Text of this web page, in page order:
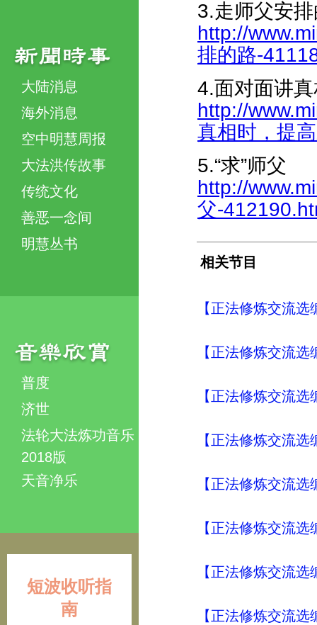
大陆消息
海外消息
空中明慧周报
大法洪传故事
传统文化
善恶一念间
明慧丛书
普度
济世
法轮大法炼功音乐
2018版
天音净乐
短波收听指
南
3.走师父安
http://
排的路-
4.面对面讲
http://
真相时，提
5.“求”师父
http://
父-
相关节目
【正法修炼交流
【正法修炼交流
【正法修炼交流
【正法修炼交流
【正法修炼交流
【正法修炼交流
【正法修炼交流
【正法修炼交流